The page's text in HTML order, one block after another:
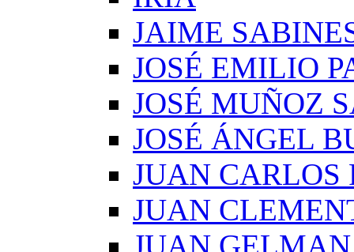
JAIME
JOSÉ EMILIO
JOSÉ MUÑOZ
JOSÉ ÁNGEL
JUAN CARLOS
JUAN
JUAN GELMAN